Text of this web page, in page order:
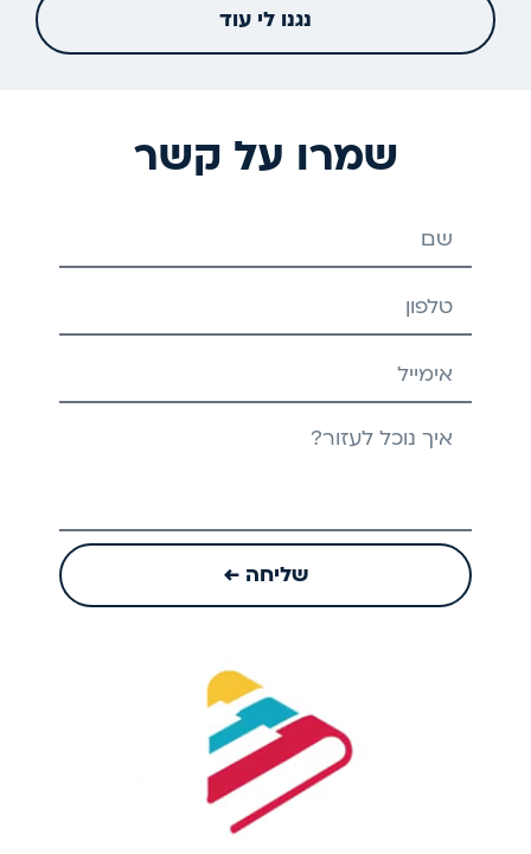
נגנו לי עוד
שמרו על קשר
שם
טלפון
אימייל
הודעה
שליחה ←